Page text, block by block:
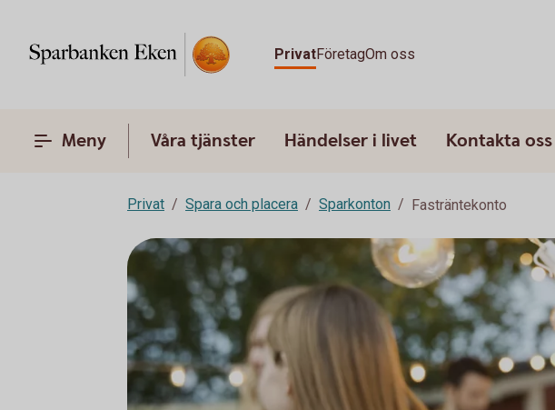
PrivatFöretagOm oss
Meny Våra tjänster Händelser i livet Kontakta oss
Privat Spara och placera Sparkonton Fasträntekonto